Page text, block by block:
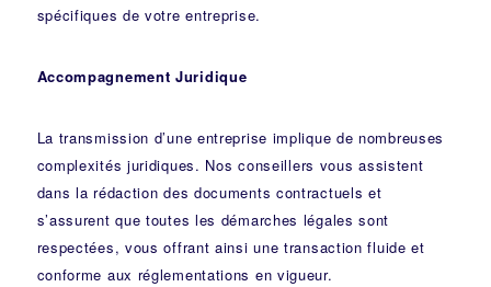
spécifiques de votre entreprise.
Accompagnement Juridique
La transmission d’une entreprise implique de nombreuses
complexités juridiques. Nosconseillers vous assistent
dans la rédaction des documents contractuels et
s’assurent que toutes les démarches légales sont
respectées, vous offrant ainsi une transaction fluide et
conforme aux réglementations en vigueur.